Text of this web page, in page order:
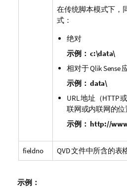
在传统脚本模式下，
式：
绝对
示例： c:\data\
相对于Qlik Sense
示例： data\
URL 地址（HTTP或
联网或内联网的位
示例： http://
fieldno QVD文件中所含的表
示例：